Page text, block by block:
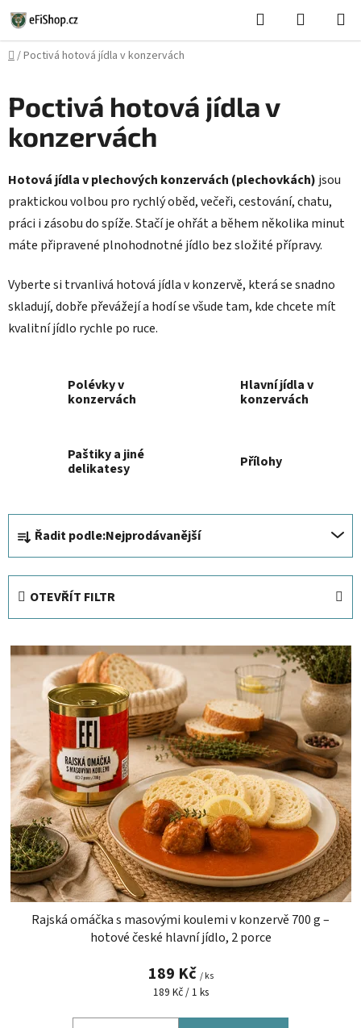
Přejít
na
obsah
Hledat
KOŠÍK
Domů
/Poctivá hotová jídla v konzervách
Poctivá hotová jídla v
konzervách
Hotová jídla v plechových konzervách (plechovkách) jsou
praktickou volbou pro rychlý oběd, večeři, cestování, chatu,
práci i zásobu do spíže. Stačí je ohřát a během několika minut
máte připravené plnohodnotné jídlo bez složité přípravy.
Vyberte si trvanlivá hotová jídla v konzervě, která se snadno
skladují, dobře převážejí a hodí se všude tam, kde chcete mít
kvalitní jídlo rychle po ruce.
Polévky v
konzervách
Hlavní jídla v
konzervách
Paštiky a jiné
delikatesy
Přílohy
Ř
a
z
p
u
k
t
ů
Řadit podle:Nejprodávanější
OTEVŘÍT FILTR
V
p
r
o
d
u
k
t
ů
Rajská omáčka s masovými koulemi v konzervě 700 g –
hotové české hlavní jídlo, 2 porce
189 Kč / ks
Měrná
189 Kč / 1 ks